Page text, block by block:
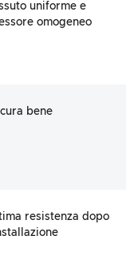
uniforme e
omogeneo
bene
resistenza dopo